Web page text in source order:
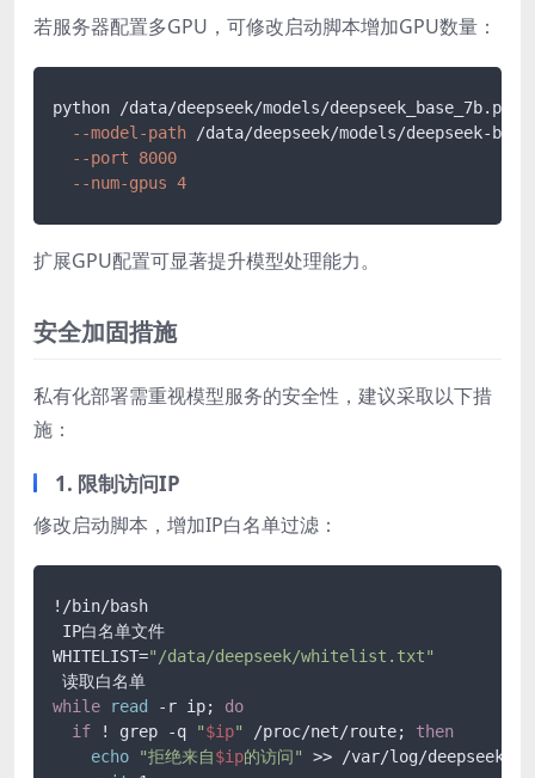
若服务器配置多GPU，可修改启动脚本增加GPU数量：
python /data/deepseek/models/deepseek_base_7b.py
--model-path /data/deepseek/models/deepseek-
--port
8000
--num-gpus 4
扩展GPU配置可显著提升模型处理能力。
安全加固措施
私有化部署需重视模型服务的安全性，建议采取以下措
施：
1. 限制访问IP
修改启动脚本，增加IP白名单过滤：
!/bin/bash
IP白名单文件
WHITELIST="/data/deepseek/whitelist.txt"
while
read -r ip; do
if ! grep -q "$ip" /proc/net/route; then
echo
"拒绝来自$ip的访问"
>> /var/log/